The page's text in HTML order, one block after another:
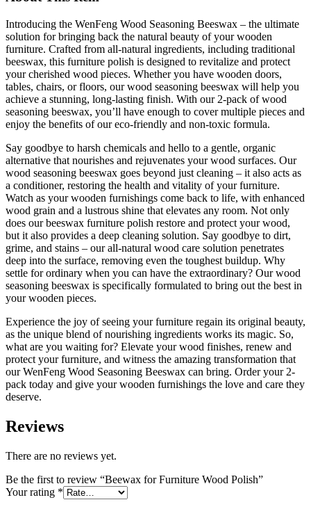
Introducing the WenFeng Wood Seasoning Beeswax – the ultimate
solution for bringing back the natural beauty of your wooden
furniture. Crafted from all-natural ingredients, including traditional
beeswax, this furniture polish is designed to revitalize and protect
your cherished wood pieces. Whether you have wooden doors,
tables, chairs, or floors, our wood seasoning beeswax will help you
achieve a stunning, long-lasting finish. With our 2-pack of wood
seasoning beeswax, you’ll have enough to cover multiple pieces and
enjoy the benefits of our eco-friendly and non-toxic formula.
Say goodbye to harsh chemicals and hello to a gentle, organic
alternative that nourishes and rejuvenates your wood surfaces. Our
wood seasoning beeswax goes beyond just cleaning – it also acts as
a conditioner, restoring the health and vitality of your furniture.
Watch as your wooden furnishings come back to life, with enhanced
wood grain and a lustrous shine that elevates any room. Not only
does our beeswax furniture polish restore and protect your wood,
but it also provides a deep cleaning solution. Say goodbye to dirt,
grime, and stains – our all-natural wood care solution penetrates
deep into the surface, removing even the toughest buildup. Why
settle for ordinary when you can have the extraordinary? Our wood
seasoning beeswax is specifically formulated to bring out the best in
your wooden pieces.
Experience the joy of seeing your furniture regain its original beauty,
as the unique blend of nourishing ingredients works its magic. So,
what are you waiting for? Elevate your wood finishes, renew and
protect your furniture, and witness the amazing transformation that
our WenFeng Wood Seasoning Beeswax can bring. Order your 2-
pack today and give your wooden furnishings the love and care they
deserve.
Reviews
There are no reviews yet.
Be the first to review “Beewax for Furniture Wood Polish”
Your rating *